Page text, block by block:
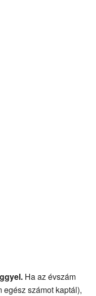
Ha az évszám
számot kaptál),